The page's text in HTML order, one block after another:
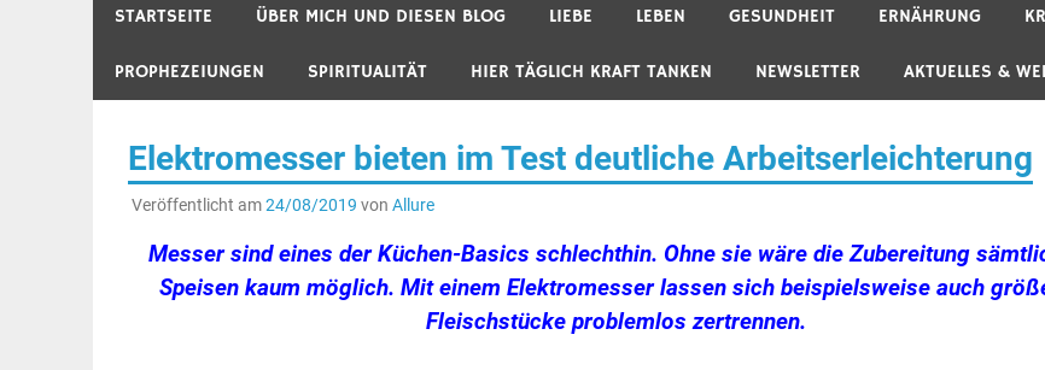
STARTSEITE ÜBER MICH UND DIESEN BLOG LIEBE LEBEN GESUNDHEIT ERNÄHRUNG
PROPHEZEIUNGEN SPIRITUALITÄT HIER TÄGLICH KRAFT TANKEN NEWSLETTER AKTUELLES &
Elektromesser bieten im Test deutliche Arbeitserleichterung
Veröffentlicht am24/08/2019 von Allure
Messer sind eines der Küchen-Basics schlechthin. Ohne sie wäre die Zubereitung
Speisen kaum möglich. Mit einem Elektromesser lassen sich beispielsweise auch
Fleischstücke problemlos zertrennen.